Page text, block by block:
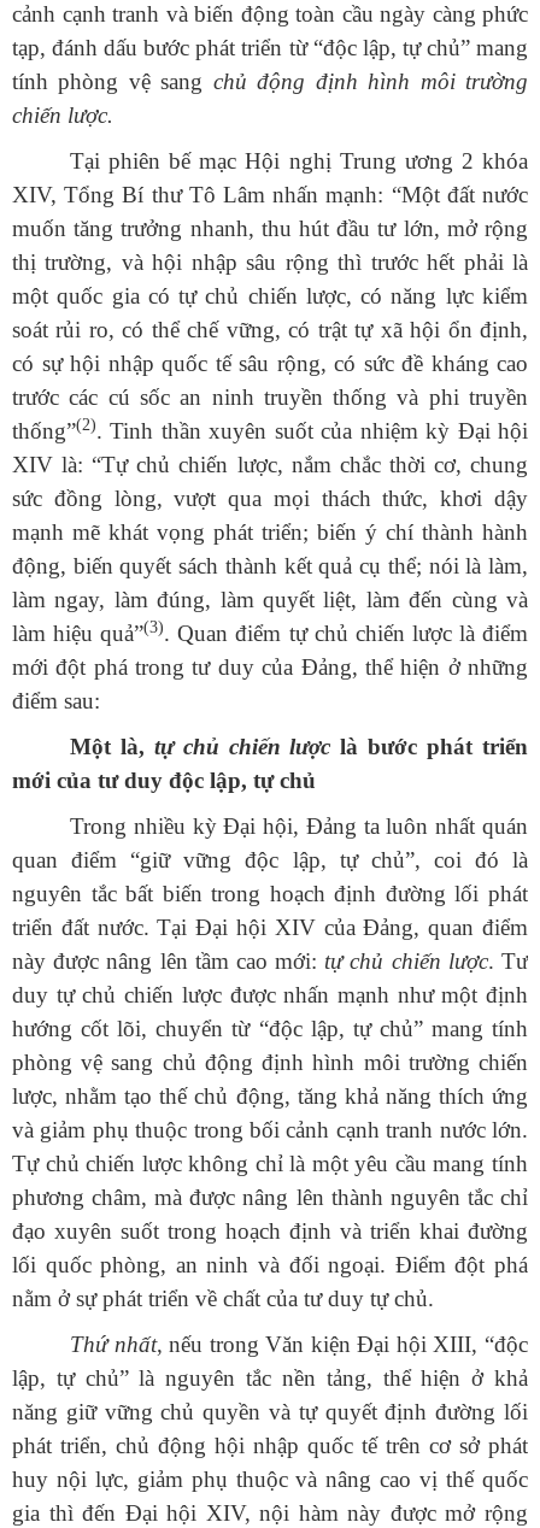
cảnh cạnh tranh và biến động toàn cầu ngày càng phức
tạp, đánh dấu bước phát triển từ “độc lập, tự chủ” mang
tính phòng vệ sang chủ động định hình môi trường
chiến lược.
Tại phiên bế mạc Hội nghị Trung ương 2 khóa
XIV, Tổng Bí thư Tô Lâm nhấn mạnh: “Một đất nước
muốn tăng trưởng nhanh, thu hút đầu tư lớn, mở rộng
thị trường, và hội nhập sâu rộng thì trước hết phải là
một quốc gia có tự chủ chiến lược, có năng lực kiểm
soát rủi ro, có thể chế vững, có trật tự xã hội ổn định,
có sự hội nhập quốc tế sâu rộng, có sức đề kháng cao
trước các cú sốc an ninh truyền thống và phi truyền
thống”(2).Tinh thần xuyên suốt của nhiệm kỳ Đại hội
XIV là: “Tự chủ chiến lược, nắm chắc thời cơ, chung
sức đồng lòng, vượt qua mọi thách thức, khơi dậy
mạnh mẽ khát vọng phát triển; biến ý chí thành hành
động, biến quyết sách thành kết quả cụ thể; nói là làm,
làm ngay, làm đúng, làm quyết liệt, làm đến cùng và
làm hiệu quả”(3).Quan điểm tự chủ chiến lược là điểm
mới đột phá trong tư duy của Đảng, thể hiện ở những
điểm sau:
Một là, tự chủ chiến lượclà bước phát triển
mới của tư duy độc lập, tự chủ
Trong nhiều kỳ Đại hội, Đảng ta luôn nhất quán
quan điểm “giữ vững độc lập, tự chủ”, coi đó là
nguyên tắc bất biến trong hoạch định đường lối phát
triển đất nước. Tại Đại hội XIV của Đảng, quan điểm
này được nâng lên tầm cao mới: tự chủ chiến lược. Tư
duy tự chủ chiến lược được nhấn mạnh như một định
hướng cốt lõi, chuyển từ “độc lập, tự chủ” mang tính
phòng vệ sang chủ động định hình môi trường chiến
lược, nhằm tạo thế chủ động, tăng khả năng thích ứng
và giảm phụ thuộc trong bối cảnh cạnh tranh nước lớn.
Tự chủ chiến lược không chỉ là một yêu cầu mang tính
phương châm, mà được nâng lên thành nguyên tắc chỉ
đạo xuyên suốt trong hoạch định và triển khai đường
lối quốc phòng, an ninh và đối ngoại. Điểm đột phá
nằm ở sự phát triển về chất của tư duy tự chủ.
Thứ nhất, nếu trong Văn kiện Đại hội XIII, “độc
lập, tự chủ” là nguyên tắc nền tảng, thể hiện ở khả
năng giữ vững chủ quyền và tự quyết định đường lối
phát triển, chủ động hội nhập quốc tế trên cơ sở phát
huy nội lực, giảm phụ thuộc và nâng cao vị thế quốc
gia thì đến Đại hội XIV, nội hàm này được mở rộng